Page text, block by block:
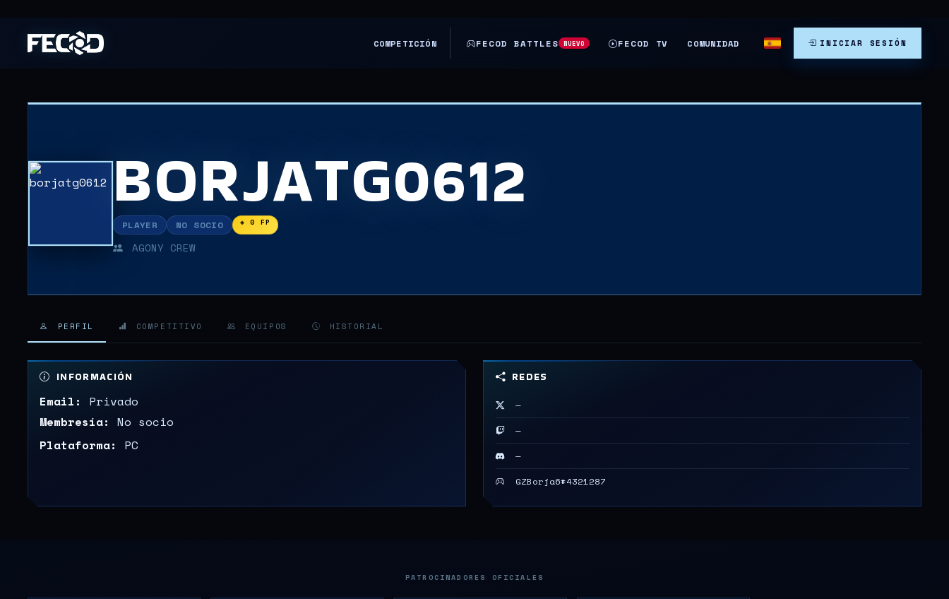
COMPETICIÓN FECOD BATTLES NUEVO FECOD TV COMUNIDAD INICIAR SESIÓN
BORJATG0612
PLAYER NO SOCIO ◈ 0 FP
AGONY CREW
PERFIL COMPETITIVO EQUIPOS HISTORIAL
INFORMACIÓN
Email:
Privado
Membresía: No socio
Plataforma:
PC
REDES
—
—
—
GZBorja6#4321287
PATROCINADORES OFICIALES